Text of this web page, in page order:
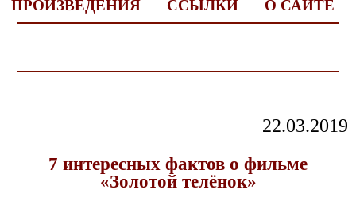
ПРОИЗВЕДЕНИЯ
ССЫЛКИ О САЙТЕ
22.03.2019
7 интересных фактов о фильме
«Золотой телёнок»